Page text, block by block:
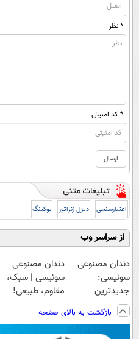
* نظر
* کد امنیتی
اعتبارسنجی دیزل ژنراتور بوکینگ
از سراسر وب
دندان مصنوعی
سوئیسی:
جدیدترین
فناوری اروپا،
سبک و مقاوم |
پرداخت قسطی
دندان مصنوعی
سوئیسی | سبک،
مقاوم، طبیعی!
رایگان+پرداخت
اقساطی😍
بازگشت به بالای صفحه